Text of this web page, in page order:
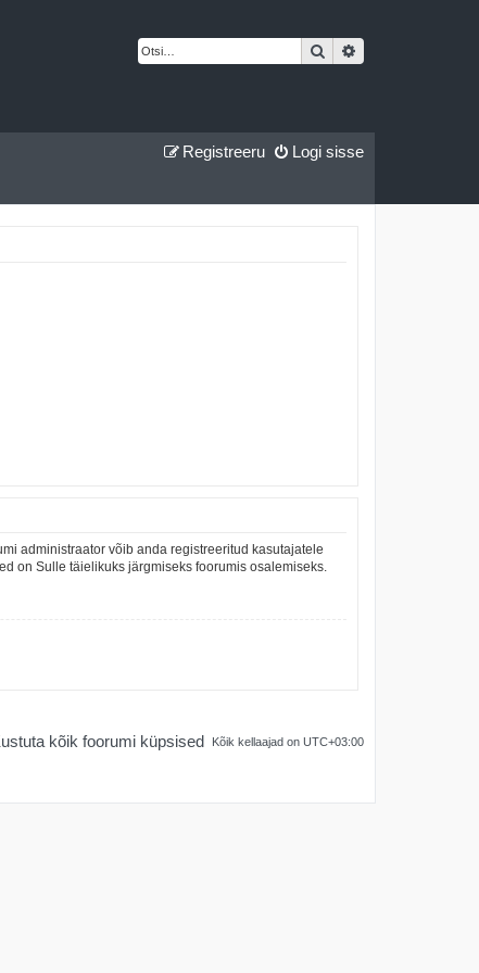
Otsi
Logi sisse
Registreeru
administraator võib anda registreeritud kasutajatele
on Sulle täielikuks järgmiseks foorumis osalemiseks.
Kõik kellaajad on UTC+03:00
kõik foorumi küpsised